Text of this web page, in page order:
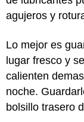
agujeros y
Lo mejor es
lugar fresco y
calienten
noche.
bolsillo trasero